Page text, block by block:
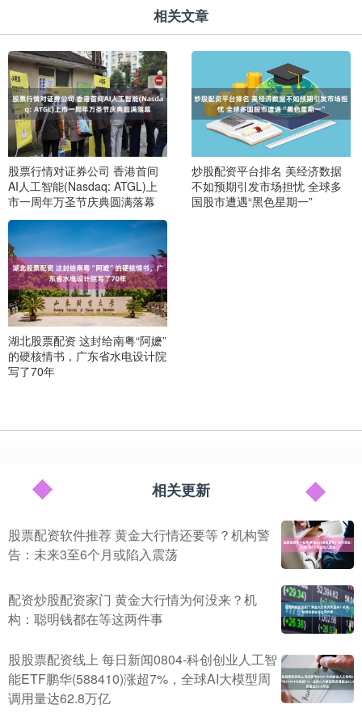
相关文章
股票行情对证券公司 香港首间
AI人工智能(Nasdaq: ATGL)上
市一周年万圣节庆典圆满落幕
炒股配资平台排名 美经济数据
不如预期引发市场担忧 全球多
国股市遭遇“黑色星期一”
湖北股票配资 这封给南粤“阿嬷”
的硬核情书，广东省水电设计院
写了70年
相关更新
股票配资软件推荐 黄金大行情还要等？机构警
告：未来3至6个月或陷入震荡
配资炒股配资家门 黄金大行情为何没来？机
构：聪明钱都在等这两件事
股股票配资线上 每日新闻0804-科创创业人工智
能ETF鹏华(588410)涨超7%，全球AI大模型周
调用量达62.8万亿